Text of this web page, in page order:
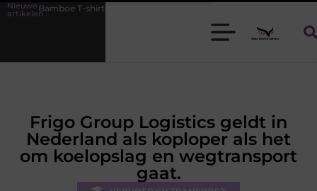
Nieuwe
artikelenvoor heren die koel blijven
Frigo Group Logistics geldt in
Nederland als koploper als het
om koelopslag en wegtransport
gaat.